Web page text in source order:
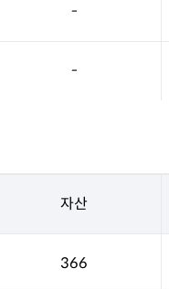
-
-
자산
366